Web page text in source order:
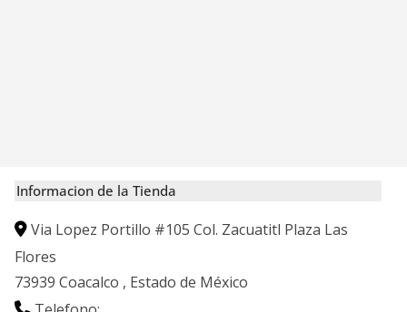
Informacion de la Tienda
Via Lopez Portillo #105 Col. Zacuatitl Plaza Las
Flores
73939 Coacalco , Estado de México